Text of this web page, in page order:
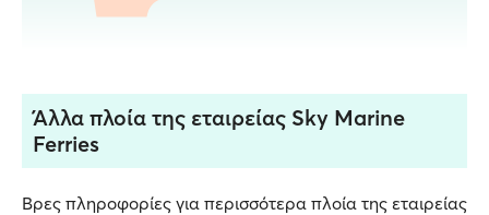
Άλλα πλοία της εταιρείας Sky Marine
Ferries
Βρες πληροφορίες για περισσότερα πλοία της εταιρείας